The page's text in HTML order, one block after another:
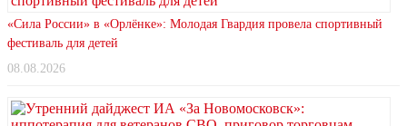
«Сила России» в «Орлёнке»: Молодая Гвардия провела спортивный
фестиваль для детей
08.08.2026